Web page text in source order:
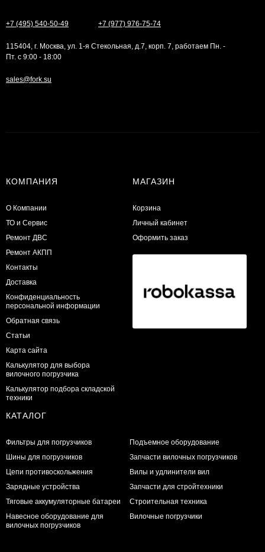
+7 (495) 540-50-49 +7 (977) 976-75-74
115404, г. Москва, ул. 1-я Стекольная, д.7, корп. 7, работаем Пн. -
Пт. с 9:00 - 18:00
sales@fork.su
КОМПАНИЯ
О Компании
ТО и Сервис
​Ремонт ДВС
Ремонт АКПП
Контакты
Доставка
Конфиденциальность
персональной информации
Обратная связь
Статьи
Карта сайта
Калькулятор для выбора
вилочного погрузчика
Калькулятор подбора складской
техники
МАГАЗИН
Корзина
Личный кабинет
Оформить заказ
КАТАЛОГ
Фильтры для погрузчиков
Шины для погрузчиков
Цепи противоскольжения
Зарядные устройства
Тяговые аккумуляторные батареи
Навесное оборудование для
вилочных погрузчиков
Подъемное оборудование
Запчасти вилочных погрузчиков
Вилы и удлинители вил
Запчасти для стройтехники
Строительная техника
Вилочные погрузчики